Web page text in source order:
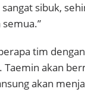
sibuk,
tim
Taemin akan
akan